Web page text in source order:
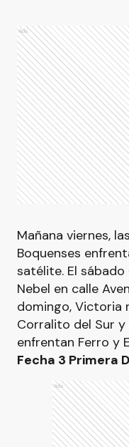
Ads
Mañana viernes,
Boquenses
satélite. El
Nebel en calle
domingo, Victoria
Corralito del Sur
enfrentan Ferro y
Fecha 3 Primera
Ads